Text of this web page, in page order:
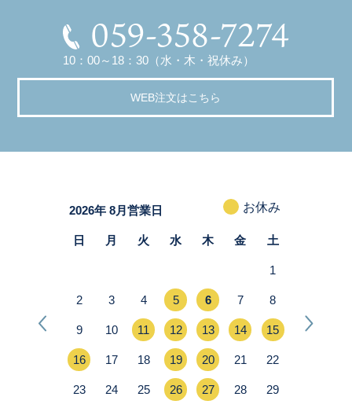
059-358-7274
10：00～18：30（水・木・祝休み）
WEB注文はこちら